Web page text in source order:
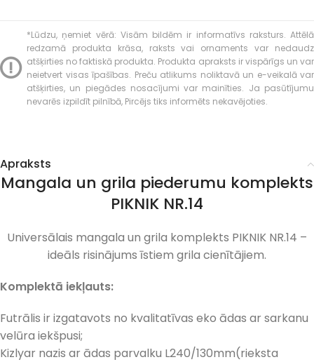
*Lūdzu, ņemiet vērā: Visām bildēm ir informatīvs raksturs. Attēlā
redzamā produkta krāsa, raksts vai ornaments var nedaudz
atšķirties no faktiskā produkta. Produkta apraksts ir vispārīgs un var
neietvert visas īpašības. Preču atlikums noliktavā un e-veikalā var
atšķirties, un piegādes nosacījumi var mainīties. Ja pasūtījumu
nevarēs izpildīt pilnībā, Pircējs tiks informēts nekavējoties.
Apraksts
Mangala un grila piederumu komplekts
PIKNIK NR.14
Universālais mangala un grila komplekts PIKNIK NR.14 –
ideāls risinājums īstiem grila cienītājiem.
Komplektā iekļauts:
Futrālis ir izgatavots no kvalitatīvas eko ādas ar sarkanu
velūra iekšpusi;
Kizlyar nazis ar ādas parvalku L240/130mm(rieksta